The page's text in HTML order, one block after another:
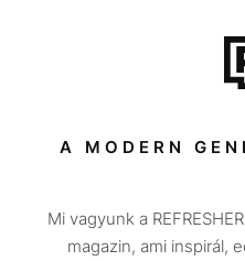
Tech-
A MODERN
Mi vagyunk a
magazin, ami inspirál,